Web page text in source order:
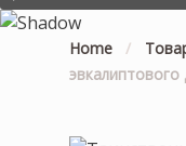
Home /
эвкалиптового